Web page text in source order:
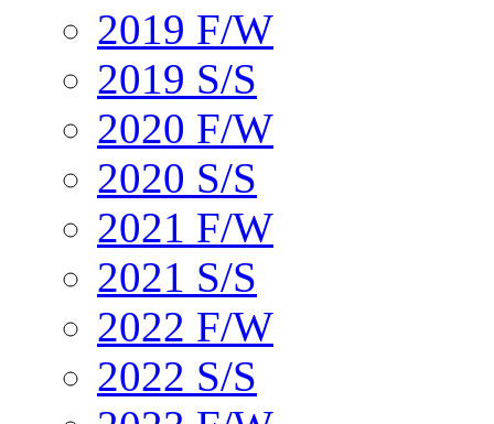
2019 F/W
2019 S/S
2020 F/W
2020 S/S
2021 F/W
2021 S/S
2022 F/W
2022 S/S